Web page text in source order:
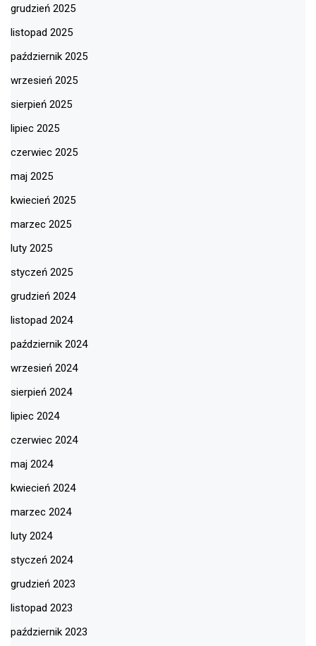
grudzień 2025
listopad 2025
październik 2025
wrzesień 2025
sierpień 2025
lipiec 2025
czerwiec 2025
maj 2025
kwiecień 2025
marzec 2025
luty 2025
styczeń 2025
grudzień 2024
listopad 2024
październik 2024
wrzesień 2024
sierpień 2024
lipiec 2024
czerwiec 2024
maj 2024
kwiecień 2024
marzec 2024
luty 2024
styczeń 2024
grudzień 2023
listopad 2023
październik 2023